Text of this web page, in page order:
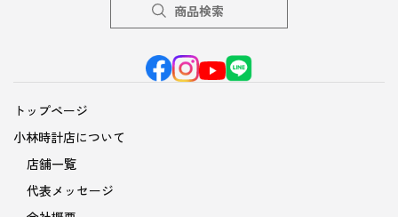
小林時計店について
店舗一覧
代表メッセージ
会社概要